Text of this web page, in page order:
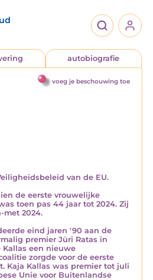
autobiografie
voeg je beschouwing toe
van de EU.
de eerste vrouwelijke
toen pas 44 jaar tot 2024. Zij
met 2024.
eind jaren '90 aan de
premier Jüri Ratas in
Kallas een nieuwe
zorgde voor de eerste
Kaja Kallas was premier tot juli
Unie voor Buitenlandse